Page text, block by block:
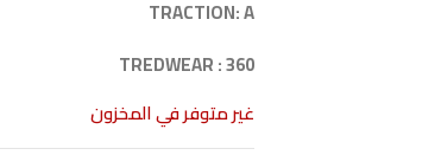
TRACTION: A
TREDWEAR : 360
غير متوفر في المخزون